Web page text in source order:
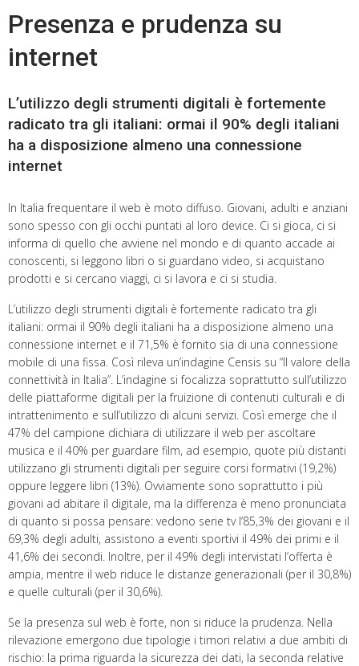
Presenza e prudenza su
internet
L’utilizzo degli strumenti digitali è fortemente
radicato tra gli italiani: ormai il 90% degli italiani
ha a disposizione almeno una connessione
internet
In Italia frequentare il web è moto diffuso. Giovani, adulti e anziani
sono spesso con gli occhi puntati al loro device. Ci si gioca, ci si
informa di quello che avviene nel mondo e di quanto accade ai
conoscenti, si leggono libri o si guardano video, si acquistano
prodotti e si cercano viaggi, ci si lavora e ci si studia.
L’utilizzo degli strumenti digitali è fortemente radicato tra gli
italiani: ormai il 90% degli italiani ha a disposizione almeno una
connessione internet e il 71,5% è fornito sia di una connessione
mobile di una fissa. Così rileva un’indagine Censis su “Il valore della
connettività in Italia”. L’indagine si focalizza soprattutto sull’utilizzo
delle piattaforme digitali per la fruizione di contenuti culturali e di
intrattenimento e sull’utilizzo di alcuni servizi. Così emerge che il
47% del campione dichiara di utilizzare il web per ascoltare
musica e il 40% per guardare film, ad esempio, quote più distanti
utilizzano gli strumenti digitali per seguire corsi formativi (19,2%)
oppure leggere libri (13%). Ovviamente sono soprattutto i più
giovani ad abitare il digitale, ma la differenza è meno pronunciata
di quanto si possa pensare: vedono serie tv l’85,3% dei giovani e il
69,3% degli adulti, assistono a eventi sportivi il 49% dei primi e il
41,6% dei secondi. Inoltre, per il 49% degli intervistati l’offerta è
ampia, mentre il web riduce le distanze generazionali (per il 30,8%)
e quelle culturali (per il 30,6%).
Se la presenza sul web è forte, non si riduce la prudenza. Nella
rilevazione emergono due tipologie i timori relativi a due ambiti di
rischio: la prima riguarda la sicurezza dei dati, la seconda relative